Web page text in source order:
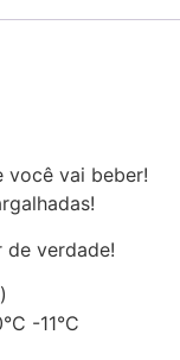
você vai beber!
de verdade!
-11°C